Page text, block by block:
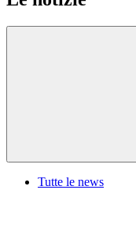
Tutte le news